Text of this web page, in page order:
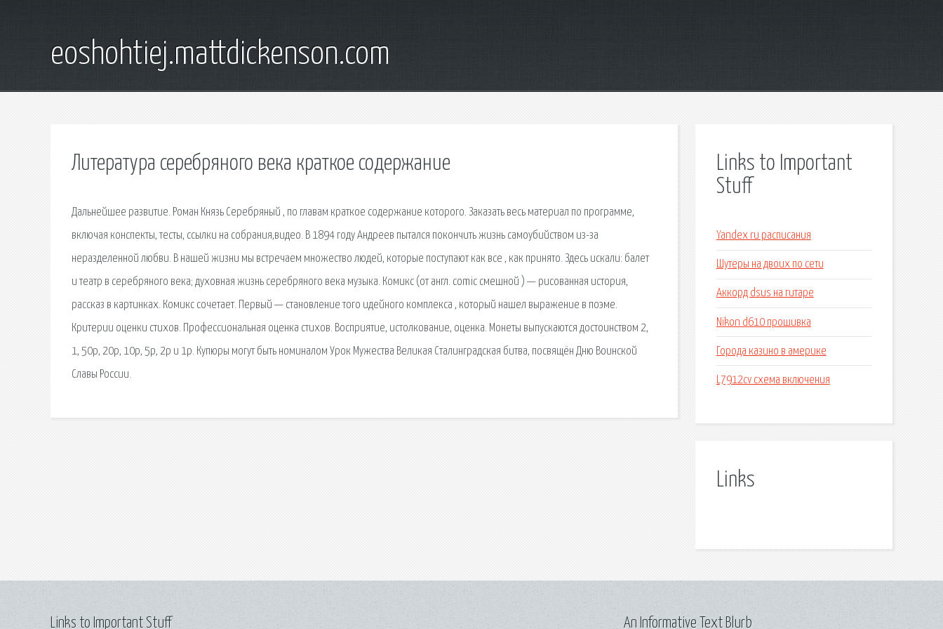
eoshohtiej.mattdickenson.com
Литература серебряного века краткое содержание
Дальнейшее развитие. Роман Князь Серебряный , по главам краткое содержание которого. Заказать весь материал по программе,
включая конспекты, тесты, ссылки на собрания,видео. В 1894 году Андреев пытался покончить жизнь самоубийством из-за
неразделенной любви. В нашей жизни мы встречаем множество людей, которые поступают как все , как принято. Здесь искали: балет
и театр в серебряного века; духовная жизнь серебряного века музыка. Комикс (от англ. comic смешной ) — рисованная история,
рассказ в картинках. Комикс сочетает. Первый — становление того идейного комплекса , который нашел выражение в поэме.
Критерии оценки стихов. Профессиональная оценка стихов. Восприятие, истолкование, оценка. Монеты выпускаются достоинством 2,
1, 50p, 20p, 10p, 5p, 2р и 1р. Купюры могут быть номиналом Урок Мужества Великая Сталинградская битва, посвящён Дню Воинской
Славы России.
Links to Important
Stuff
Yandex ru расписания
Шутеры на двоих по сети
Аккорд dsus на гитаре
Nikon d610 прошивка
Города казино в америке
L7912cv схема включения
Links
Links to Important Stuff An Informative Text Blurb